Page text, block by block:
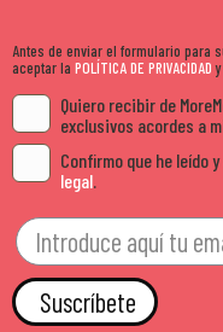
Antes de enviar el formulario para
aceptar la POLÍTICA DE PRIVACIDAD
Quiero recibir de
exclusivos acordes a
Confirmo que he leído
legal.
Suscríbete